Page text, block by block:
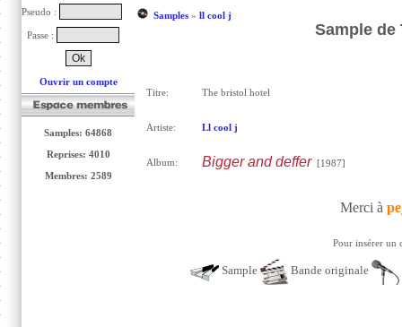
Pseudo :
Passe :
Ouvrir un compte
Samples: 64868
Reprises: 4010
Membres: 2589
Samples» ll cool j
Sample
Titre: The bristol hotel
Artiste: Ll cool j
Album: Bigger and deffer[1987]
Merci à
Pour insérer un
Sample Bande originale